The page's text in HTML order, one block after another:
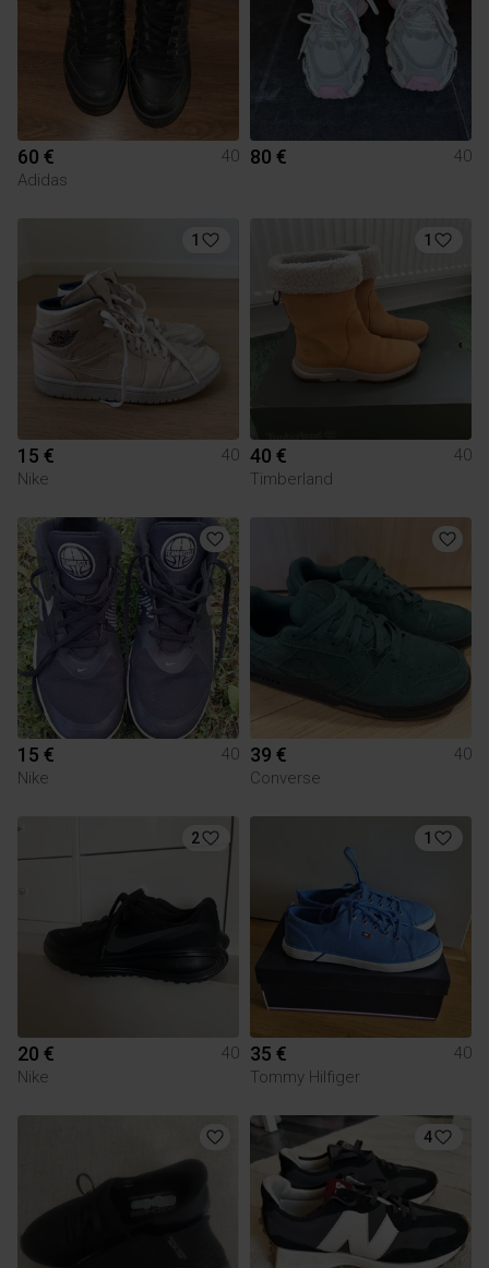
60 €
40
Adidas
80 € 40
1
15 €
40
Nike
1
40 €
40
Timberland
15 €
40
Nike
39 €
40
Converse
2
20 €
40
Nike
1
35 €
40
Tommy Hilfiger
4